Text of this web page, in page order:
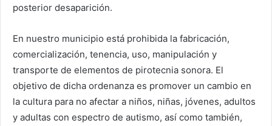
posterior desaparición.
En nuestro municipio está prohibida la fabricación,
comercialización, tenencia, uso, manipulación y
transporte de elementos de pirotecnia sonora. El
objetivo de dicha ordenanza es promover un cambio en
la cultura para no afectar a niños, niñas, jóvenes, adultos
y adultas con espectro de autismo, así como también,